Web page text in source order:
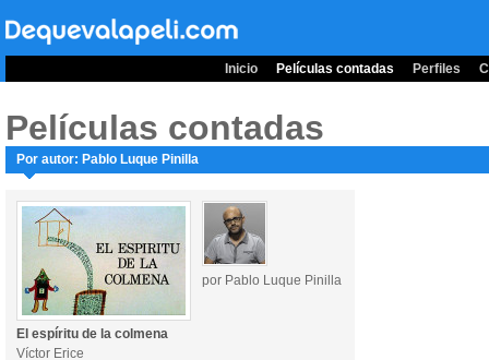
Inicio Películas contadas Perfiles
Películas contadas
Por autor: Pablo Luque Pinilla
por Pablo Luque Pinilla
El espíritu de la colmena
Víctor Erice